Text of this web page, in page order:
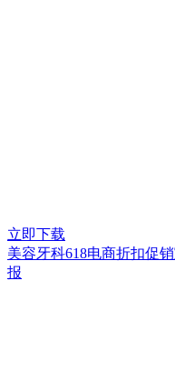
立即下载
美容牙科618电商折扣促
报